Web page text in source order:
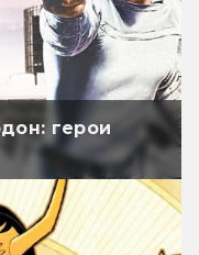
герои